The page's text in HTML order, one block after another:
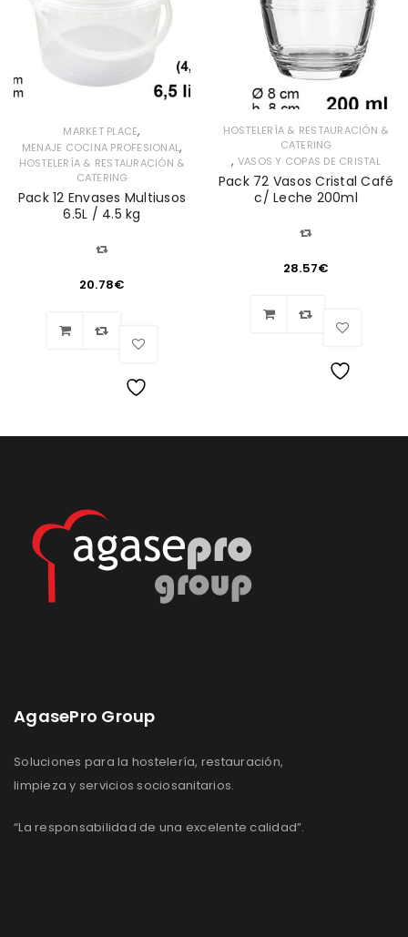
MARKET PLACE,
MENAJE COCINA PROFESIONAL,
HOSTELERÍA & RESTAURACIÓN &
CATERING
Pack 12 Envases Multiusos
6.5L / 4.5 kg
20.78€
HOSTELERÍA & RESTAURACIÓN &
CATERING
, VASOS Y COPAS DE CRISTAL
Pack 72 Vasos Cristal Café
c/ Leche 200ml
28.57€
de
AgasePro Group
Soluciones para la hostelería, restauración,
limpieza y servicios sociosanitarios.
“La responsabilidad de una excelente calidad”.